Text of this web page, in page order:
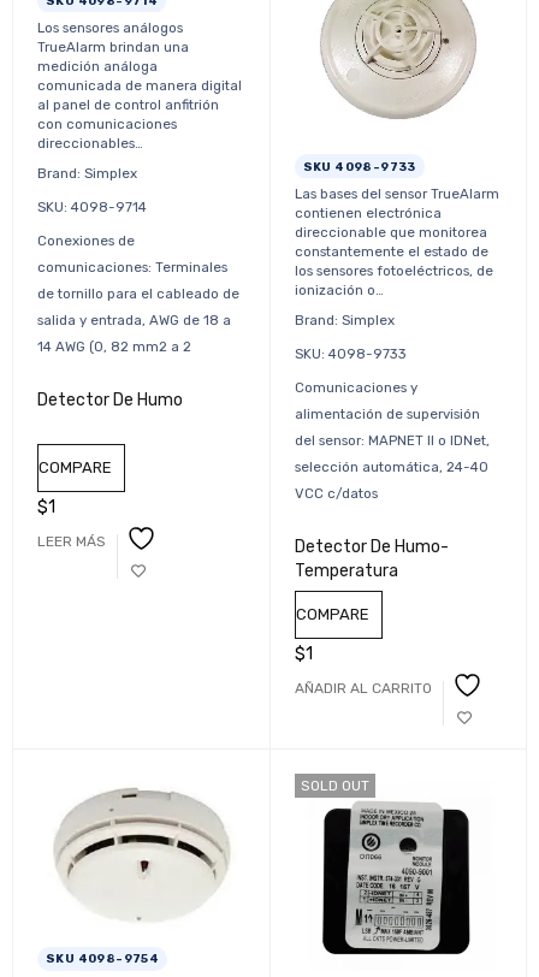
Los sensores análogos
TrueAlarm brindan una
medición análoga
comunicada de manera digital
al panel de control anfitrión
con comunicaciones
direccionables…
Brand: Simplex
SKU: 4098-9714
Conexiones de
comunicaciones: Terminales
de tornillo para el cableado de
salida y entrada, AWG de 18 a
14 AWG (0, 82 mm2 a 2
Detector De Humo
COMPARE
$1
LEER MÁS
SKU 4098-9733
Las bases del sensor TrueAlarm
contienen electrónica
direccionable que monitorea
constantemente el estado de
los sensores fotoeléctricos, de
ionización o…
Brand: Simplex
SKU: 4098-9733
Comunicaciones y
alimentación de supervisión
del sensor: MAPNET II o IDNet,
selección automática, 24-40
VCC c/datos
Detector De Humo-
Temperatura
COMPARE
$1
AÑADIR AL CARRITO
SKU 4098-9754
SOLD OUT